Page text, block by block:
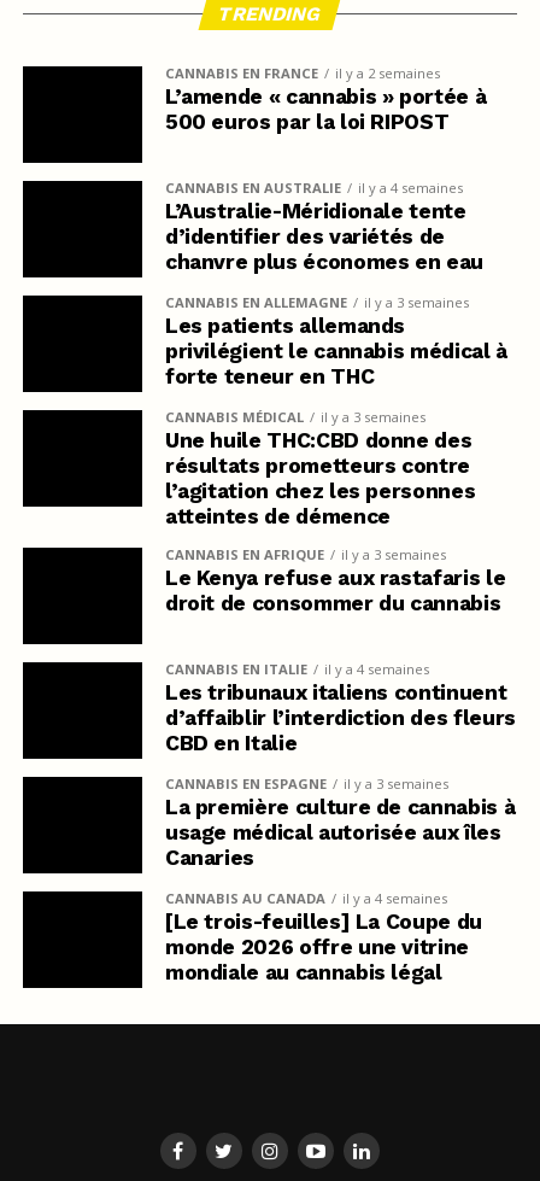
TRENDING
CANNABIS EN FRANCE il y a 2 semaines
L’amende « cannabis » portée à
500 euros par la loi RIPOST
CANNABIS EN AUSTRALIE il y a 4 semaines
L’Australie-Méridionale tente
d’identifier des variétés de
chanvre plus économes en eau
CANNABIS EN ALLEMAGNE il y a 3 semaines
Les patients allemands
privilégient le cannabis médical à
forte teneur en THC
CANNABIS MÉDICAL il y a 3 semaines
Une huile THC:CBD donne des
résultats prometteurs contre
l’agitation chez les personnes
atteintes de démence
CANNABIS EN AFRIQUE il y a 3 semaines
Le Kenya refuse aux rastafaris le
droit de consommer du cannabis
CANNABIS EN ITALIE il y a 4 semaines
Les tribunaux italiens continuent
d’affaiblir l’interdiction des fleurs
CBD en Italie
CANNABIS EN ESPAGNE il y a 3 semaines
La première culture de cannabis à
usage médical autorisée aux îles
Canaries
CANNABIS AU CANADA il y a 4 semaines
[Le trois-feuilles] La Coupe du
monde 2026 offre une vitrine
mondiale au cannabis légal